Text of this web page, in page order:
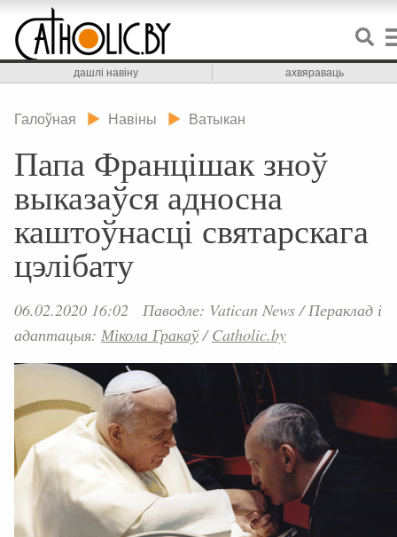
дашлі навіну ахвяраваць
Галоўная Навіны Ватыкан
Папа Францішак зноў
выказаўся адносна
каштоўнасці святарскага
цэлібату
06.02.2020 16:02 Паводле: Vatican News/Пераклад і
адаптацыя: Мікола Гракаў/Catholic.by